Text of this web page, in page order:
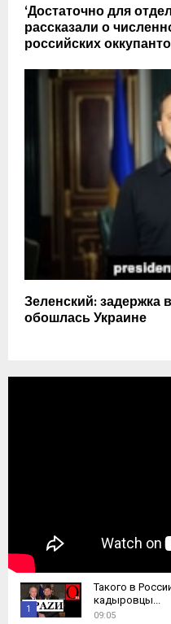
‘Достаточно для
рассказали о
российских
Зеленский:
обошлась Украине
1
Такого в
кадыровцы...
09:05